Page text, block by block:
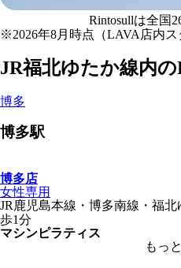
JR福北ゆたか線の
マシンピラティス
Rintosullは全国
※2026年8月時点（LAVA店内ス
JR福北ゆたか線内
博多
博多駅
博多店
女性専用
JR鹿児島本線・博多南線・福北
歩1分
マシンピラティス
もっ